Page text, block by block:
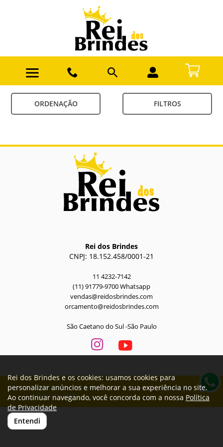
ORDENAÇÃO FILTROS
Rei dos Brindes
CNPJ: 18.152.458/0001-21
11 4232-7142
(11) 91779-9700 Whatsapp
vendas@reidosbrindes.com
orcamento@reidosbrindes.com
São Caetano do Sul -São Paulo
Todos os direitos reservados Rei dos
Brindes © 2026
Desenvolvido porA. Jung
Rei dos Brindes e os cookies: usamos cookies para
personalizar anúncios e melhorar a sua experiência no site.
Ao continuar navegando, você concorda com a nossa Política
de Privacidade
Entendi